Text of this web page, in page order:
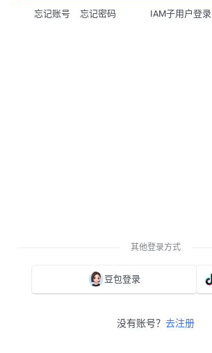
忘记账号 忘记密码 IAM子用户登录
其他登录方式
豆包登录
没有账号？ 去注册